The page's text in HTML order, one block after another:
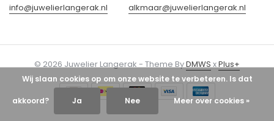
info@juwelierlangerak.nl
alkmaar@juwelierlangerak.nl
© 2026 Juwelier Langerak - Theme ByDMWSxPlus+
Wij slaan cookies op om onze website te verbeteren. Is dat
akkoord? Ja Nee Meer over cookies »